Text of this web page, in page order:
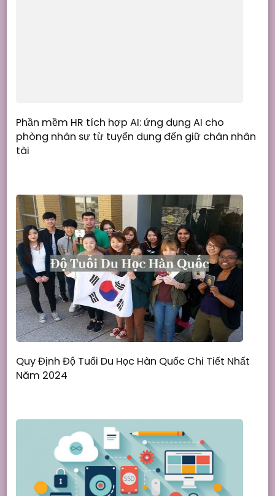
Phần mềm HR tích hợp AI: ứng dụng AI cho
phòng nhân sự từ tuyển dụng đến giữ chân nhân
tài
Quy Định Độ Tuổi Du Học Hàn Quốc Chi Tiết Nhất
Năm 2024